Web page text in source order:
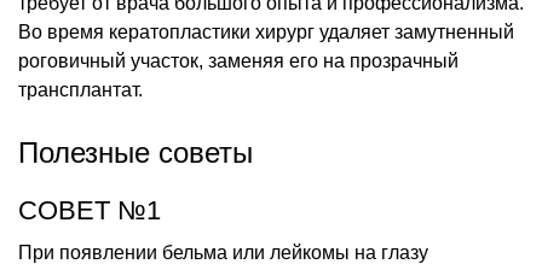
Во время кератопластики хирург удаляет замутненный
роговичный участок, заменяя его на прозрачный
трансплантат.
Полезные советы
СОВЕТ №1
При появлении бельма или лейкомы на глазу